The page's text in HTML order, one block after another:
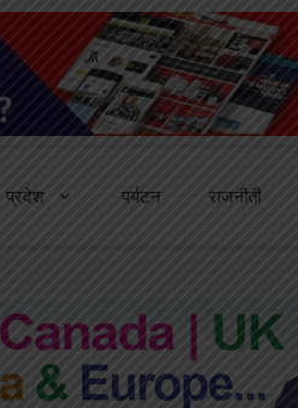
प्रदेश पर्यटन राजनीती